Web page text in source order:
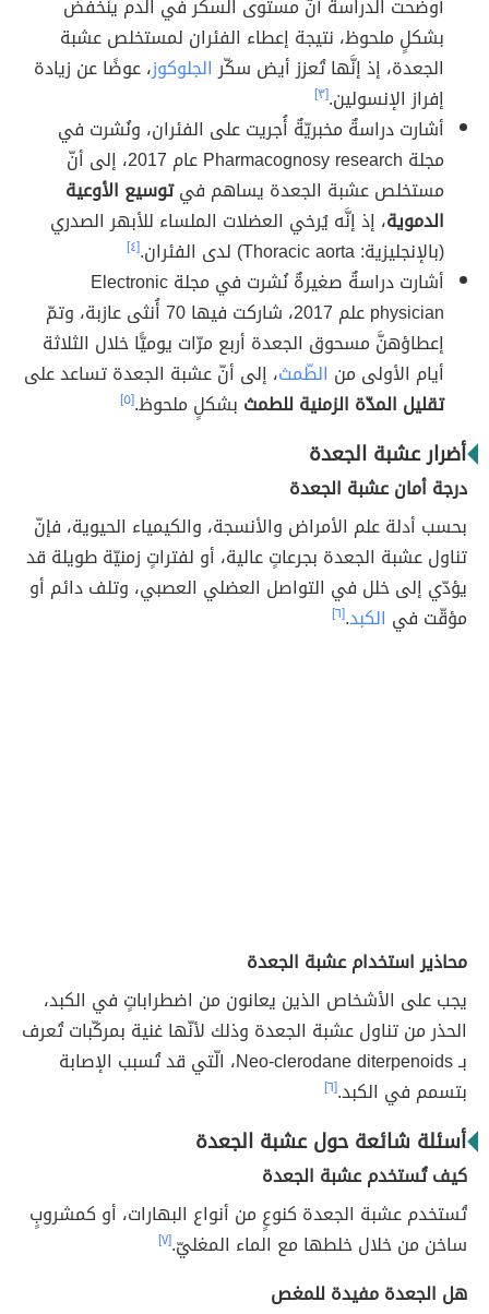
أوضحت الدراسة أنَّ مستوى السكر في الدم ينخفض
بشكلٍ ملحوظ، نتيجة إعطاء الفئران لمستخلص عشبة
الجعدة، إذ إنَّها تُعزز أيض سكّرالجلوكوز، عوضًا عن زيادة
إفراز الإنسولين.[٣]
أشارت دراسةٌ مخبريّةٌ أُجريت على الفئران، ونُشرت في
مجلة Pharmacognosy research عام 2017، إلى أنّ
مستخلص عشبة الجعدة يساهم فيتوسيع الأوعية
الدموية، إذ إنَّه يُرخي العضلات الملساء للأبهر الصدري
(بالإنجليزية: Thoracic aorta) لدى الفئران.
[٤]
أشارت دراسةٌ صغيرةٌ نُشرت في مجلة Electronic
physician علم 2017، شاركت فيها 70 أُنثى عازبة، وتمّ
إعطاؤهنَّ مسحوق الجعدة أربع مرّات يوميًّا خلال الثلاثة
أيام الأولى من الطّمث، إلى أنّ عشبة الجعدة تساعد على
تقليل المدّة الزمنية للطمث بشكلٍ ملحوظ.[٥]
أضرار عشبة الجعدة
درجة أمان عشبة الجعدة
بحسب أدلة علم الأمراض والأنسجة، والكيمياء الحيوية، فإنّ
تناول عشبة الجعدة بجرعاتٍ عالية، أو لفتراتٍ زمنيّة طويلة قد
يؤدّي إلى خلل في التواصل العضلي العصبي، وتلف دائم أو
مؤقّت في الكبد.[٦]
محاذير استخدام عشبة الجعدة
يجب على الأشخاص الذين يعانون من اضطراباتٍ في الكبد،
الحذر من تناول عشبة الجعدة وذلك لأنّها غنية بمركّبات تُعرف
بـ Neo-clerodane diterpenoids، الّتي قد تُسبب الإصابة
بتسمم في الكبد.[٦]
أسئلة شائعة حول عشبة الجعدة
كيف تُستخدم عشبة الجعدة
تُستخدم عشبة الجعدة كنوعٍ من أنواع البهارات، أو كمشروبٍ
ساخن من خلال خلطها مع الماء المغليّ.[٧]
هل الجعدة مفيدة للمغص